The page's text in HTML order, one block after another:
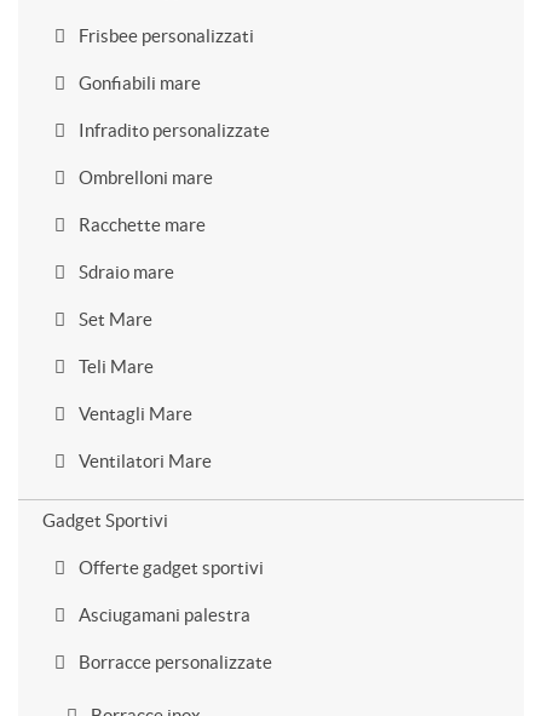
Frisbee personalizzati
Gonfiabili mare
Infradito personalizzate
Ombrelloni mare
Racchette mare
Sdraio mare
Set Mare
Teli Mare
Ventagli Mare
Ventilatori Mare
Gadget Sportivi
Offerte gadget sportivi
Asciugamani palestra
Borracce personalizzate